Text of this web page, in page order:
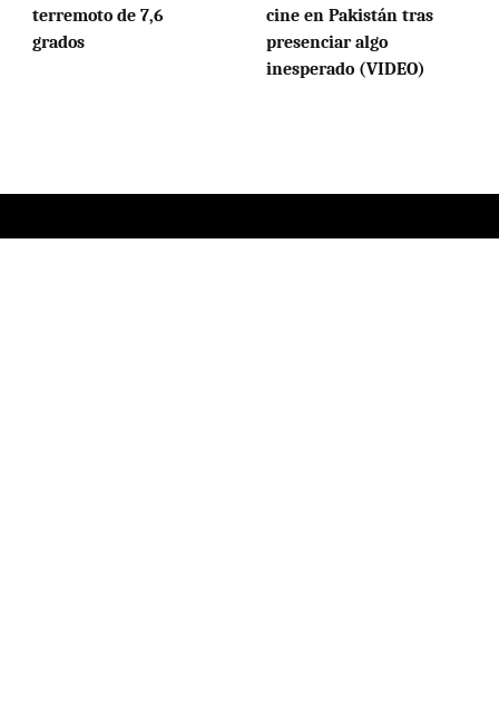
terremoto de 7,6
grados
cine en Pakistán tras
presenciar algo
inesperado (VIDEO)